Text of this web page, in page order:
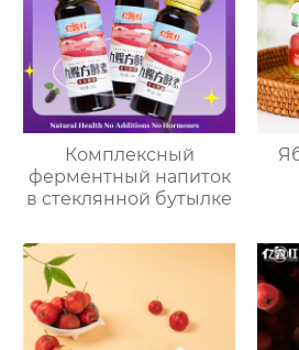
Комплексный
ферментный напиток
в стеклянной бутылке